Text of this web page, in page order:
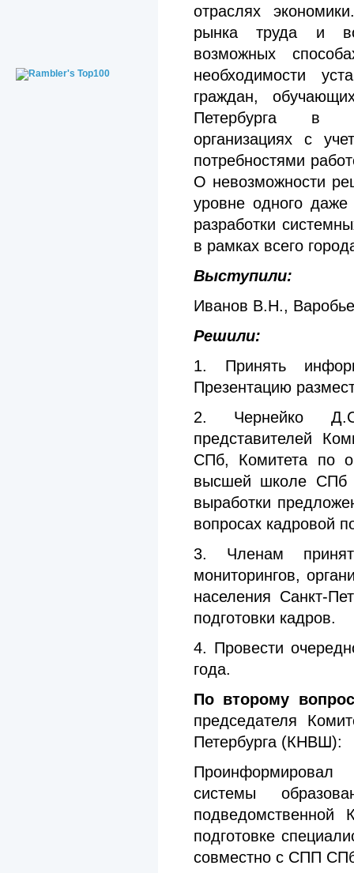
отраслях
рынка труда и
возможных
необходимости
граждан,
Петербурга в
организациях с
потребностями
О невозможности
уровне одного даже
разработки
в рамках всего
Выступили:
Иванов В.Н.,
Решили:
1. Принять
Презентацию
2. Чернейко
представителей
СПб, Комитета по
высшей школе СПб
выработки
вопросах кадровой
3. Членам
мониторингов,
населения Санкт-
подготовки кадров.
4. Провести
года.
По второму
председателя
Петербурга (КНВШ):
Проинформировал
системы
подведомственной
подготовке
совместно с СПП